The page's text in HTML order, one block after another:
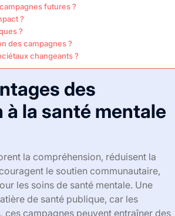
futures ?
?
?
des campagnes ?
changeants ?
des
la santé mentale
la compréhension, réduisent la
le soutien communautaire,
les soins de santé mentale. Une
de santé publique, car les
ces campagnes peuvent entraîner des